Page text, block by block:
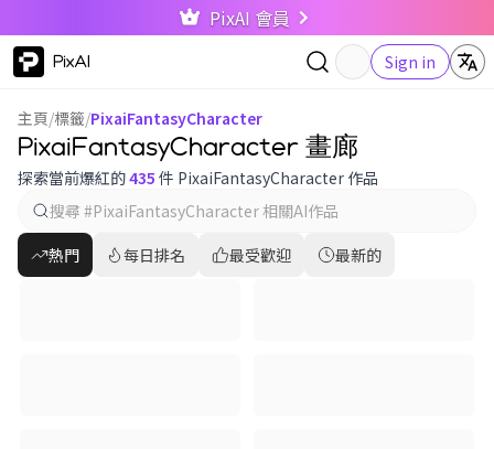
PixAI 會員
PixAI Sign in
主頁/標籤/PixaiFantasyCharacter
PixaiFantasyCharacter 畫廊
探索當前爆紅的435 件 PixaiFantasyCharacter 作品
熱門 每日排名 最受歡迎 最新的